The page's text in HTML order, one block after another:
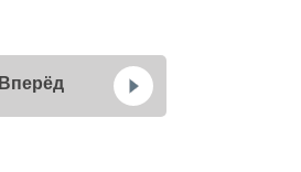
Вперёд